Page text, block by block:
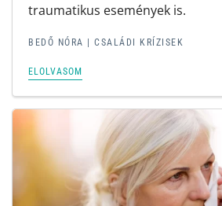
traumatikus események is.
BEDŐ NÓRA | CSALÁDI KRÍZISEK
ELOLVASOM